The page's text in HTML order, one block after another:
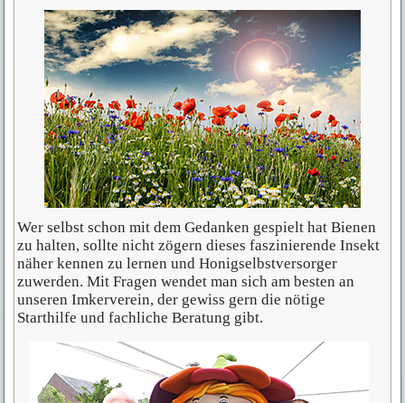
Wer selbst schon mit dem Gedanken gespielt hat Bienen
zu halten, sollte nicht zögern dieses faszinierende Insekt
näher kennen zu lernen und Honigselbstversorger
zuwerden. Mit Fragen wendet man sich am besten an
unseren Imkerverein, der gewiss gern die nötige
Starthilfe und fachliche Beratung gibt.